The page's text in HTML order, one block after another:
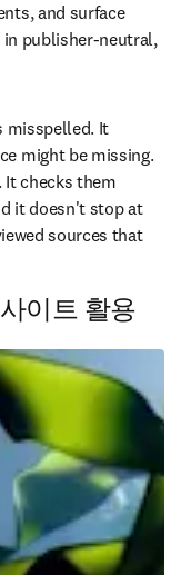
and surface
in publisher-neutral,
misspelled. It
might be missing.
It checks them
it doesn't stop at
sources that
이트 활용